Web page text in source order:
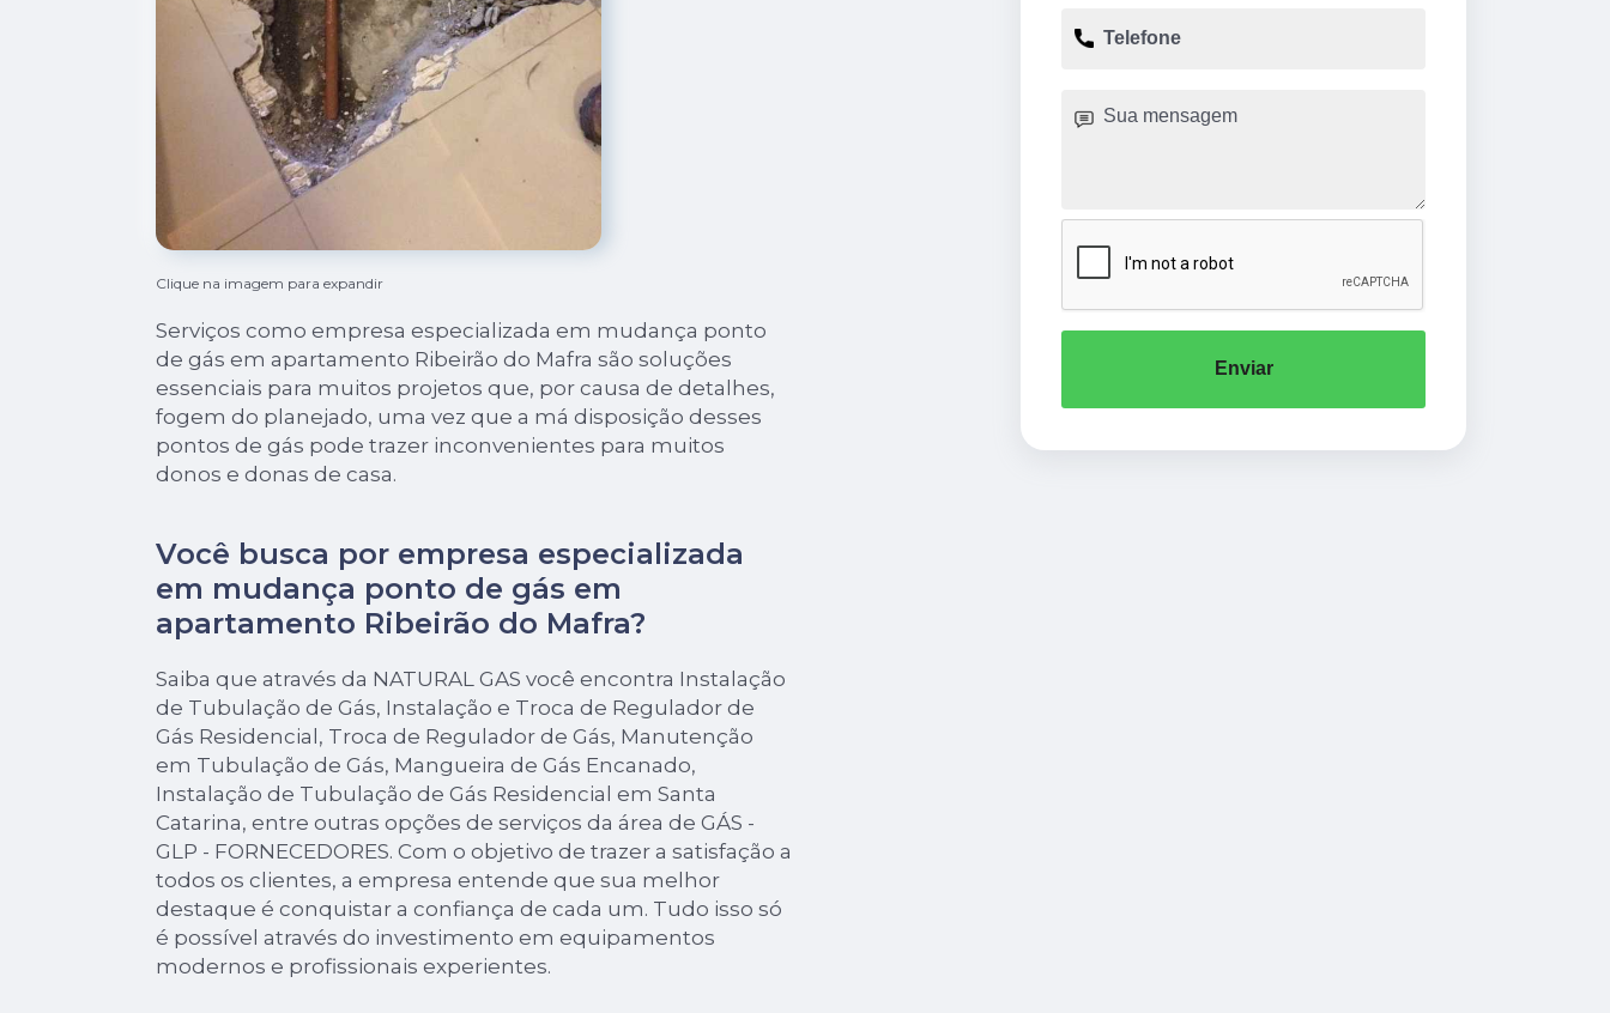
Clique na imagem para expandir
Serviços como empresa especializada em mudança ponto
de gás em apartamento Ribeirão do Mafra são soluções
essenciais para muitos projetos que, por causa de detalhes,
fogem do planejado, uma vez que a má disposição desses
pontos de gás pode trazer inconvenientes para muitos
donos e donas de casa.
Você busca por empresa especializada
em mudança ponto de gás em
apartamento Ribeirão do Mafra?
Saiba que através da NATURAL GAS você encontra Instalação
de Tubulação de Gás, Instalação e Troca de Regulador de
Gás Residencial, Troca de Regulador de Gás, Manutenção
em Tubulação de Gás, Mangueira de Gás Encanado,
Instalação de Tubulação de Gás Residencial em Santa
Catarina, entre outras opções de serviços da área de GÁS -
GLP - FORNECEDORES. Com o objetivo de trazer a satisfação a
todos os clientes, a empresa entende que sua melhor
destaque é conquistar a confiança de cada um. Tudo isso só
é possível através do investimento em equipamentos
modernos e profissionais experientes.
Enviar